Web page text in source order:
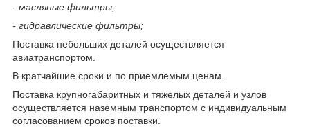
- масляные фильтры;
- гидравлические фильтры;
Поставка небольших деталей осуществляется
авиатранспортом.
В кратчайшие сроки и по приемлемым ценам.
Поставка крупногабаритных и тяжелых деталей и узлов
осуществляется наземным транспортом с индивидуальным
согласованием сроков поставки.